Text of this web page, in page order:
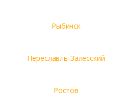
Рыбинск
Переславль-Залесский
Ростов